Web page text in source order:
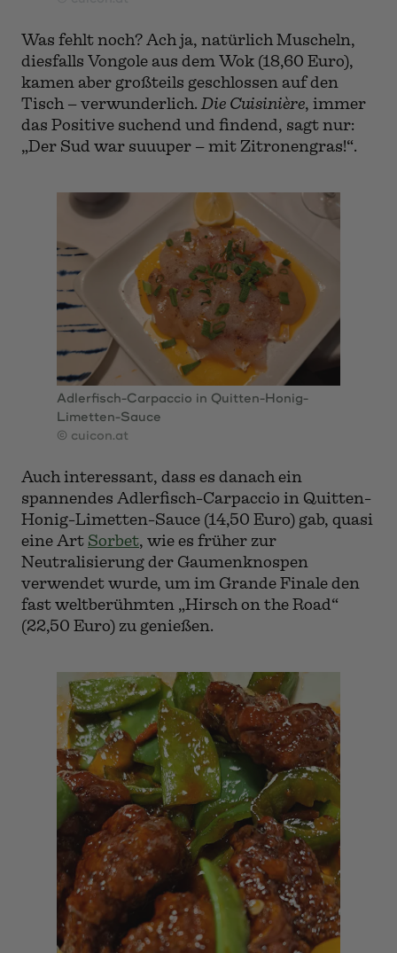
Was fehlt noch? Ach ja, natürlich Muscheln,
diesfalls Vongole aus dem Wok (18,60 Euro),
kamen aber großteils geschlossen auf den
Tisch – verwunderlich.Die Cuisinière
, immer
das Positive suchend und findend, sagt nur:
„Der Sud war suuuper – mit Zitronengras!“.
Adlerfisch-Carpaccio in Quitten-Honig-
Limetten-Sauce
© cuicon.at
spannendes Adlerfisch-Carpaccio in Quitten-
Honig-Limetten-Sauce (14,50 Euro) gab, quasi
eine ArtSorbet
, wie es früher zur
Neutralisierung der Gaumenknospen
verwendet wurde, um im Grande Finale den
fast weltberühmten „Hirsch on the Road“
(22,50 Euro) zu genießen.